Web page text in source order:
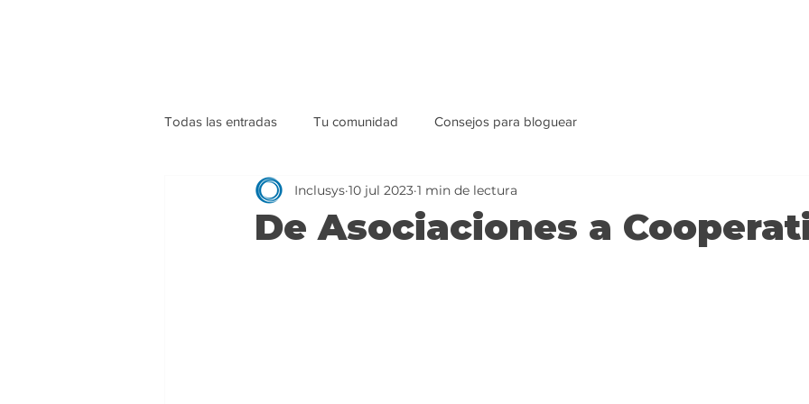
Todas las entradas Tu comunidad Consejos para bloguear
De Asociaciones a
Inclusys 10 jul 2023 1 min de lectura